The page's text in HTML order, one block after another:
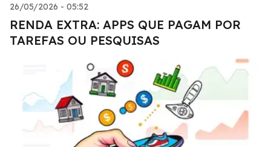
26/05/2026 - 05:52
RENDA EXTRA: APPS QUE PAGAM POR
TAREFAS OU PESQUISAS